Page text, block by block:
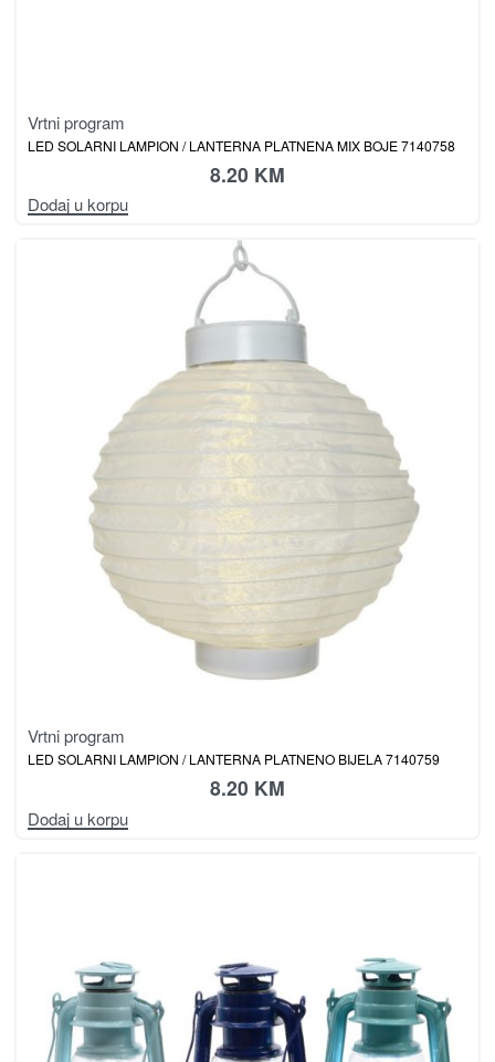
Vrtni program
LED SOLARNI LAMPION / LANTERNA PLATNENA MIX BOJE 7140758
8.20 KM
Dodaj u korpu
Vrtni program
LED SOLARNI LAMPION / LANTERNA PLATNENO BIJELA 7140759
8.20 KM
Dodaj u korpu